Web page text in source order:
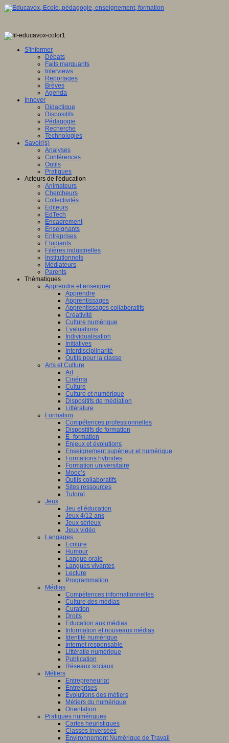
S'informer
Débats
Faits marquants
Interviews
Reportages
Brèves
Agenda
Innover
Didactique
Dispositifs
Pédagogie
Recherche
Technologies
Savoir(s)
Analyses
Conférences
Outils
Pratiques
Acteurs de l'éducation
Animateurs
Chercheurs
Collectivités
Editeurs
EdTech
Encadrement
Enseignants
Entreprises
Etudiants
Filières industrielles
Institutionnels
Médiateurs
Parents
Thématiques
Apprendre et enseigner
Apprendre
Apprentissages
Apprentissages collaboratifs
Créativité
Culture numérique
Evaluations
Individualisation
Initiatives
Interdisciplinarité
Outils pour la classe
Arts et Culture
Art
Cinéma
Culture
Culture et numérique
Dispositifs de médiation
Littérature
Formation
Compétences professionnelles
Dispositifs de formation
E- formation
Enjeux et évolutions
Enseignement supérieur et numérique
Formations hybrides
Formation universitaire
Mooc’s
Outils collaboratifs
Sites ressources
Tutorat
Jeux
Jeu et éducation
Jeux 4/12 ans
Jeux sérieux
Jeux vidéo
Langages
Ecriture
Humour
Langue orale
Langues vivantes
Lecture
Programmation
Médias
Compétences informationnelles
Culture des médias
Curation
Droits
Education aux médias
Information et nouveaux médias
Identité numérique
Internet responsable
Littératie numérique
Publication
Réseaux sociaux
Métiers
Entrepreneuriat
Entreprises
Evolutions des métiers
Métiers du numérique
Orientation
Pratiques numériques
Cartes heuristiques
Classes inversées
Environnement Numérique de Travail